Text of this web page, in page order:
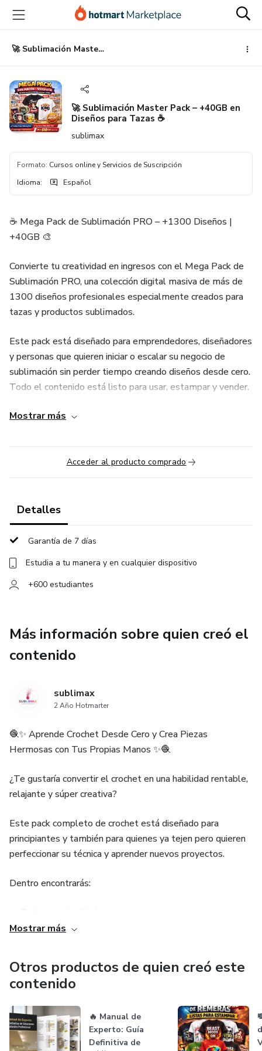
principal
página
de
página
🚀 Sublimación Master Pack – +40GB en Diseños para Tazas ☕
🚀 Sublimación Master Pack – +40GB en
Diseños para Tazas ☕
sublimax
Formato: Cursos online y Servicios de Suscripción
Idioma: Español
☕ Mega Pack de Sublimación PRO – +1300 Diseños |
+40GB 🎨
Convierte tu creatividad en ingresos con el Mega Pack de
Sublimación PRO, una colección digital masiva de más de
1300 diseños profesionales especialmente creados para
tazas y productos sublimados.
Este pack está diseñado para emprendedores, diseñadores
y personas que quieren iniciar o escalar su negocio de
sublimación sin perder tiempo creando diseños desde cero.
Todo el contenido está listo para usar, estampar y vender.
🚀 ¿Qué incluye este Mega Pack?
✅ Más de 1300 diseños únicos para tazas
✅ Más de 40GB de material digital
✅ Archivos en formatos PSD y PNG en alta calidad
✅ Diseños listos para sublimar o estampar sin
🎨 Encontrarás colecciones inspiradas en personajes y
temáticas populares como:
Disney, Los Simpsons, Pokémon, Sonic y muchos más.
✔ Emprendedores de sublimación
✔ Negocios de regalos y merchandising
✔ Diseñadores gráficos
personalizados
No necesitas ser diseñador: todo ya está hecho por ti.
🎁 Beneficios clave
✨ Más variedad = más ventas
✨ Material profesional listo para producir
✨ Ideal para trabajar bajo pedido o en volumen
Mostrar más
Acceder al producto comprado
Detalles
Garantía de 7 días
Estudia a tu manera y en cualquier dispositivo
+600 estudiantes
Más información sobre quien creó el
contenido
sublimax
2 Año Hotmarter
🧶✨ Aprende Crochet Desde Cero y Crea Piezas
Hermosas con Tus Propias Manos ✨🧶
¿Te gustaría convertir el crochet en una habilidad rentable,
relajante y súper creativa?
Este pack completo de crochet está diseñado para
principiantes y también para quienes ya tejen pero quieren
perfeccionar su técnica y aprender nuevos proyectos.
Dentro encontrarás:
🔹 Técnicas desde nivel básico hasta avanzado
vender
🔹 Acceso inmediato y para siempre
Mostrar más
Otros productos de quien creó este
contenido
🔥 Manual de
Experto: Guía
Definitiva de